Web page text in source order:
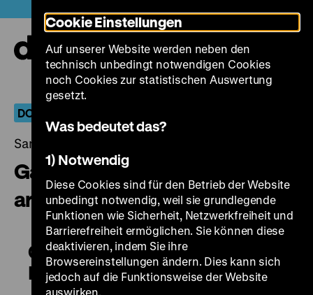
zum
Seiteninhalt
springen
DOKUARTS 11: Unformatiert / Beyond Format
Samstag, 13. Oktober 2018, 19.00 - 00.00 Uhr
Garry Winogrand: All Things
are Photographable
Garry Winogrand: All Things are
Photographable
Cookie Einstellungen
Auf unserer Website werden neben den
technisch unbedingt notwendigen Cookies
noch Cookies zur statistischen Auswertung
gesetzt.
Was bedeutet das?
1) Notwendig
Diese Cookies sind für den Betrieb der Website
unbedingt notwendig, weil sie grundlegende
Funktionen wie Sicherheit, Netzwerkfreiheit und
Barrierefreiheit ermöglichen. Sie können diese
deaktivieren, indem Sie ihre
Browsereinstellungen ändern. Dies kann sich
jedoch auf die Funktionsweise der Website
auswirken.